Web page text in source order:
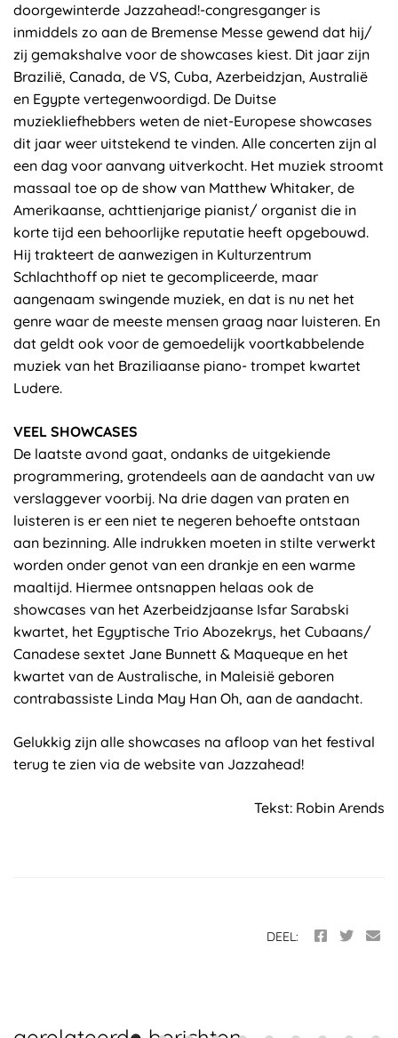
doorgewinterde Jazzahead!-congresganger is
inmiddels zo aan de Bremense Messe gewend dat hij/
zij gemakshalve voor de showcases kiest. Dit jaar zijn
Brazilië, Canada, de VS, Cuba, Azerbeidzjan, Australië
en Egypte vertegenwoordigd. De Duitse
muziekliefhebbers weten de niet-Europese showcases
dit jaar weer uitstekend te vinden. Alle concerten zijn al
een dag voor aanvang uitverkocht. Het muziek stroomt
massaal toe op de show van Matthew Whitaker, de
Amerikaanse, achttienjarige pianist/ organist die in
korte tijd een behoorlijke reputatie heeft opgebouwd.
Hij trakteert de aanwezigen in Kulturzentrum
Schlachthoff op niet te gecompliceerde, maar
aangenaam swingende muziek, en dat is nu net het
genre waar de meeste mensen graag naar luisteren. En
dat geldt ook voor de gemoedelijk voortkabbelende
muziek van het Braziliaanse piano- trompet kwartet
Ludere.
VEEL SHOWCASES
De laatste avond gaat, ondanks de uitgekiende
programmering, grotendeels aan de aandacht van uw
verslaggever voorbij. Na drie dagen van praten en
luisteren is er een niet te negeren behoefte ontstaan
aan bezinning. Alle indrukken moeten in stilte verwerkt
worden onder genot van een drankje en een warme
maaltijd. Hiermee ontsnappen helaas ook de
showcases van het Azerbeidzjaanse Isfar Sarabski
kwartet, het Egyptische Trio Abozekrys, het Cubaans/
Canadese sextet Jane Bunnett & Maqueque en het
kwartet van de Australische, in Maleisië geboren
contrabassiste Linda May Han Oh, aan de aandacht.
Gelukkig zijn alle showcases na afloop van het festival
terug te zien via de website van Jazzahead!
Tekst: Robin Arends
DEEL: